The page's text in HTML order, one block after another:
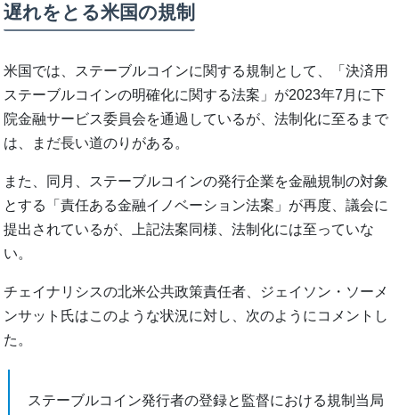
遅れをとる米国の規制
米国では、ステーブルコインに関する規制として、「決済用
ステーブルコインの明確化に関する法案」が2023年7月に下
院金融サービス委員会を通過しているが、法制化に至るまで
は、まだ長い道のりがある。
また、同月、ステーブルコインの発行企業を金融規制の対象
とする「責任ある金融イノベーション法案」が再度、議会に
提出されているが、上記法案同様、法制化には至っていな
い。
チェイナリシスの北米公共政策責任者、ジェイソン・ソーメ
ンサット氏はこのような状況に対し、次のようにコメントし
た。
ステーブルコイン発行者の登録と監督における規制当局